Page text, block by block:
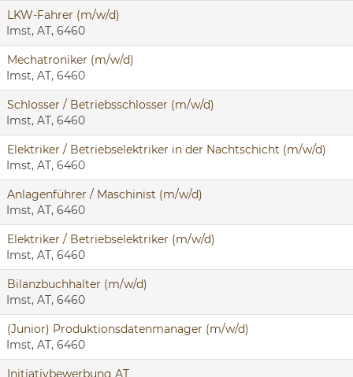
LKW-Fahrer (m/w/d)
Imst, AT, 6460
Mechatroniker (m/w/d)
Imst, AT, 6460
Schlosser / Betriebsschlosser (m/w/d)
Imst, AT, 6460
Elektriker / Betriebselektriker in der Nachtschicht (m/w/d)
Imst, AT, 6460
Anlagenführer / Maschinist (m/w/d)
Imst, AT, 6460
Elektriker / Betriebselektriker (m/w/d)
Imst, AT, 6460
Bilanzbuchhalter (m/w/d)
Imst, AT, 6460
(Junior) Produktionsdatenmanager (m/w/d)
Imst, AT, 6460
Initiativbewerbung AT